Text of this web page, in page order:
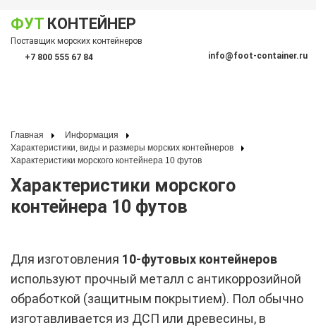
ФУТ КОНТЕЙНЕР
Поставщик морских контейнеров
+7 800 555 67 84
info@foot-container.ru
Главная
Информация
Характеристики, виды и размеры морских контейнеров
Характеристики морского контейнера 10 футов
Характеристики морского
контейнера 10 футов
Для изготовления 10-футовых контейнеров
используют прочный металл с антикоррозийной
обработкой (защитным покрытием). Пол обычно
изготавливается из ДСП или древесины, в
меню